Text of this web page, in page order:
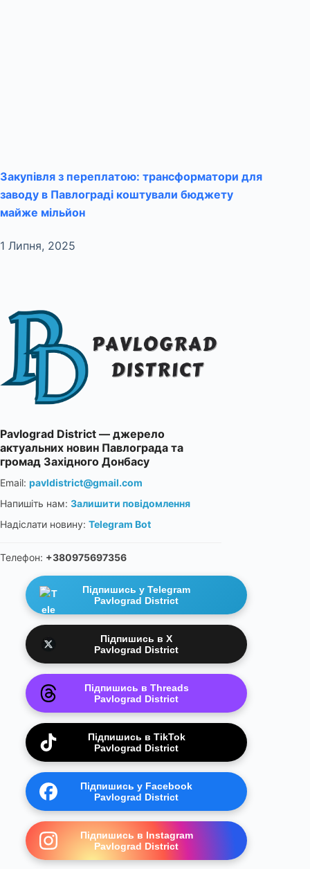
Закупівля з переплатою: трансформатори для
заводу в Павлограді коштували бюджету
майже мільйон
1 Липня, 2025
Pavlograd District — джерело
актуальних новин Павлограда та
громад Західного Донбасу
Email: pavldistrict@gmail.com
Напишіть нам: Залишити повідомлення
Надіслати новину: Telegram Bot
Телефон: +380975697356
Підпишись у Telegram
Pavlograd District
Підпишись в X
Pavlograd District
Підпишись в Threads
Pavlograd District
Підпишись в TikTok
Pavlograd District
Підпишись у Facebook
Pavlograd District
Підпишись в Instagram
Pavlograd District